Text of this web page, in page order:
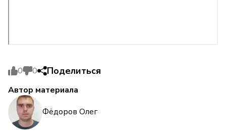
0 0 Поделиться
Автор материала
Фёдоров Олег